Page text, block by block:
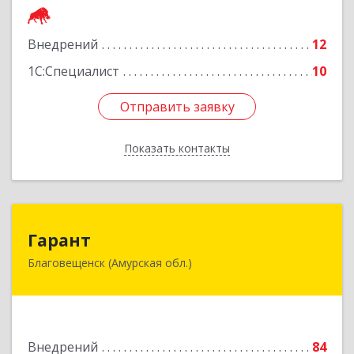
Внедрений
12
1С:Специалист
10
Отправить заявку
Показать контакты
Отправить заявку
Назад
Гарант
Благовещенск (Амурская обл.)
Внедрений
84
675000, Амурская обл, Благовещенск г, Ленина